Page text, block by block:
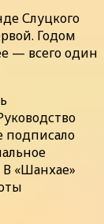
Слуцкого
Годом
— всего один
подписало
«Шанхае»